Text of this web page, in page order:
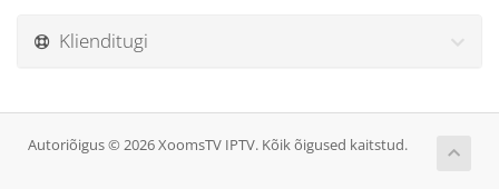
Klienditugi
Autoriõigus © 2026 XoomsTV IPTV. Kõik õigused kaitstud.